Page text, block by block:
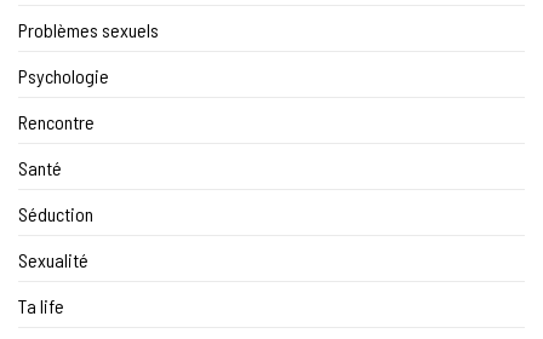
Problèmes sexuels
Psychologie
Rencontre
Santé
Séduction
Sexualité
Ta life